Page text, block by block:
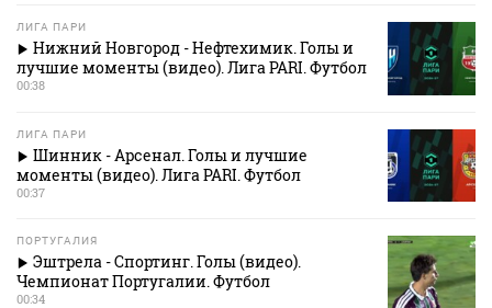
ЛИГА ПАРИ
Нижний Новгород - Нефтехимик. Голы и
лучшие моменты (видео). Лига PARI. Футбол
00:38
ЛИГА ПАРИ
Шинник - Арсенал. Голы и лучшие
моменты (видео). Лига PARI. Футбол
00:37
ПОРТУГАЛИЯ
Эштрела - Спортинг. Голы (видео).
Чемпионат Португалии. Футбол
00:34